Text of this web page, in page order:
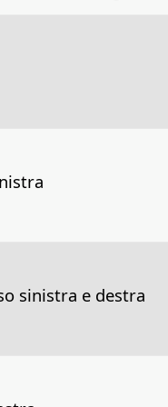
sinistra e destra